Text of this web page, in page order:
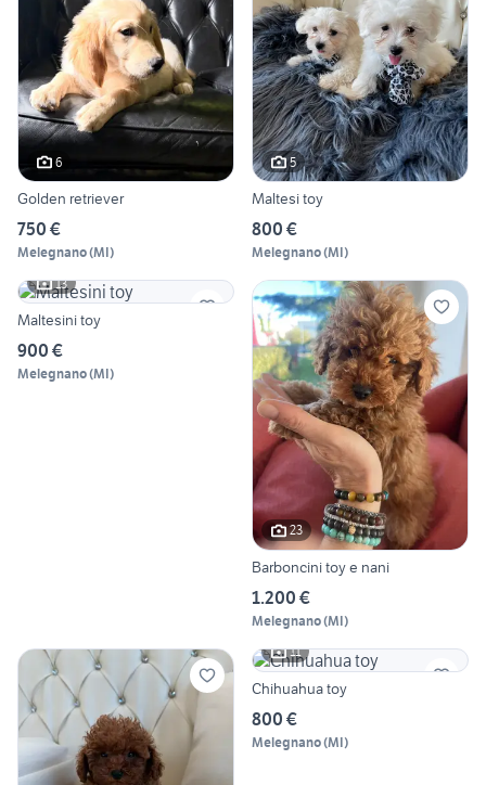
6
Golden retriever
750 €
Melegnano(MI)
5
Maltesi toy
800 €
Melegnano(MI)
13
Maltesini toy
900 €
Melegnano(MI)
23
Barboncini toy e nani
1.200 €
Melegnano(MI)
11
Chihuahua toy
800 €
Melegnano(MI)